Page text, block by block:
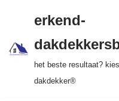
naar
inhoud
tot 20 jr garantie >
erkend-
het beste resultaat?
dakdekker®